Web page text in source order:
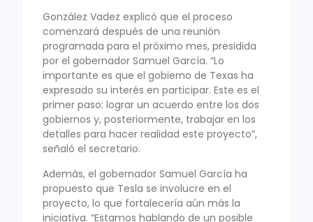
González Vadez explicó que el proceso
comenzará después de una reunión
programada para el próximo mes, presidida
por el gobernador Samuel García. “Lo
importante es que el gobierno de Texas ha
expresado su interés en participar. Este es el
primer paso: lograr un acuerdo entre los dos
gobiernos y, posteriormente, trabajar en los
detalles para hacer realidad este proyecto”,
señaló el secretario.
Además, el gobernador Samuel García ha
propuesto que Tesla se involucre en el
proyecto, lo que fortalecería aún más la
iniciativa. “Estamos hablando de un posible